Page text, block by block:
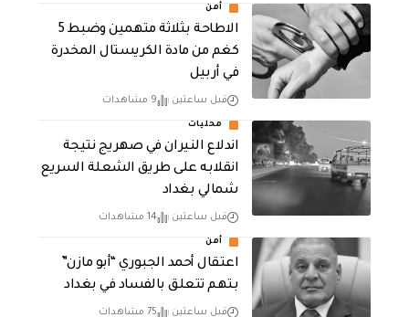
أمن
الاطاحة بثلاثة متهمين وضبط 5
كغم من مادة الكريستال المخدرة ​
في أربيل
قبل ساعتين 9 مشاهدات
محليات
اندلاع النيران في صهريج نتيجة
انقلابه على طريق الشعلة السريع
شمالي بغداد
قبل ساعتين 14 مشاهدات
أمن
اعتقال أحمد الجبوري “أبو مازن”
بتهم تتعلق بالفساد في بغداد
قبل ساعتين 75 مشاهدات